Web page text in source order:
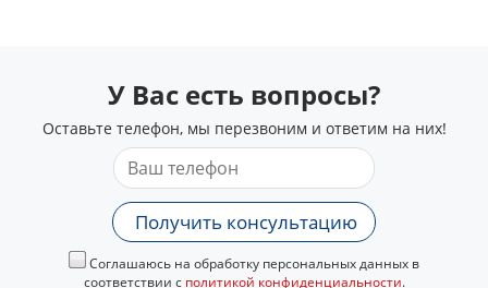
У Вас есть вопросы?
Оставьте телефон, мы перезвоним и ответим на них!
Получить консультацию
Соглашаюсь на обработку персональных данных в
соответствии с политикой конфиденциальности.